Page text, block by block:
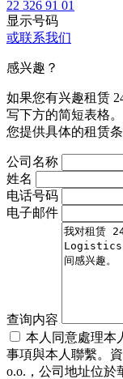
22 326 91 01
显示号码
或联系我们
感兴趣？
如果您有兴趣租赁
写下方的简短表格
您提供具体的租赁
公司名称
姓名
电话号码
电子邮件
查询内容
本人同意處理本
事項與本人聯繫。
o.o.，公司地址位於